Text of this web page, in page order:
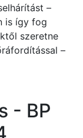
–
is így fog
szeretne
–
- BP